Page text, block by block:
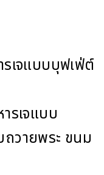
รเจแบบบุฟเฟ่ต์
รเจแบบ
วายพระ ขนม